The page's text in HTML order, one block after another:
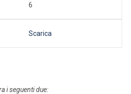
6
Scarica
i seguenti due: